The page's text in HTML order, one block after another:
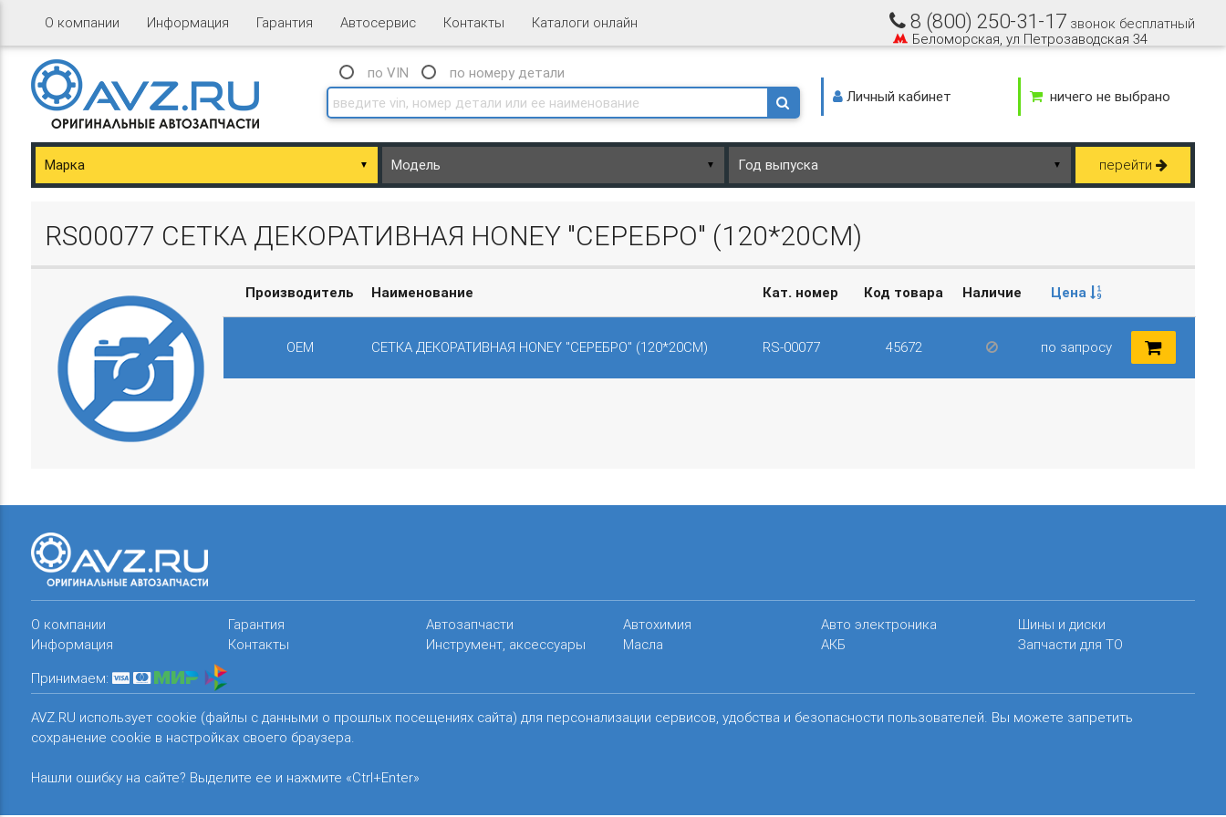
О компании Информация Гарантия Автосервис Контакты Каталоги онлайн
Basket.php
8 (800) 250-31-17 звонок бесплатный
Беломорская, ул Петрозаводская 34
по VIN
по номеру детали
Личный кабинет
ничего не выбрано
▼ ▼ ▼ перейти
RS00077 СЕТКА ДЕКОРАТИВНАЯ HONEY "СЕРЕБРО" (120*20СМ)
Производитель Наименование Кат. номер Код товара Наличие Цена
OEM СЕТКА ДЕКОРАТИВНАЯ HONEY "СЕРЕБРО" (120*20СМ) RS-00077 45672 по запросу
О компании
Информация
Гарантия
Контакты
Автозапчасти
Инструмент, аксессуары
Автохимия
Масла
Авто электроника
АКБ
Шины и диски
Запчасти для ТО
Принимаем:
AVZ.RU использует cookie (файлы с данными о прошлых посещениях сайта) для персонализации сервисов, удобства и безопасности пользователей. Вы можете запретить
сохранение cookie в настройках своего браузера.
Нашли ошибку на сайте? Выделите ее и нажмите «Ctrl+Enter»